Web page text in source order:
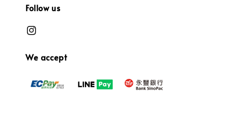
Follow us
We accept